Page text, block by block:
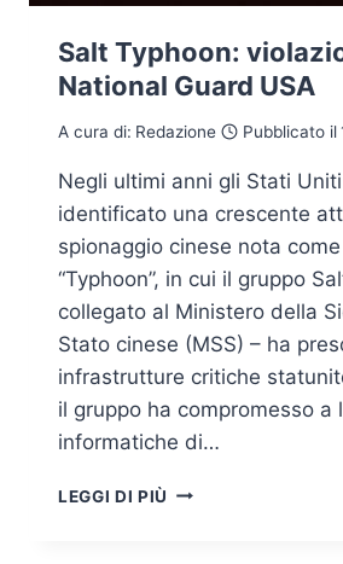
Salt Typhoon:
National Guard USA
A cura di: Redazione Pubblicato il
Negli ultimi anni gli Stati
identificato una crescente
spionaggio cinese nota
“Typhoon”, in cui il gruppo
collegato al Ministero della
Stato cinese (MSS) – ha
infrastrutture critiche
il gruppo ha compromesso a
informatiche di…
LEGGI DI PIÙ SALT